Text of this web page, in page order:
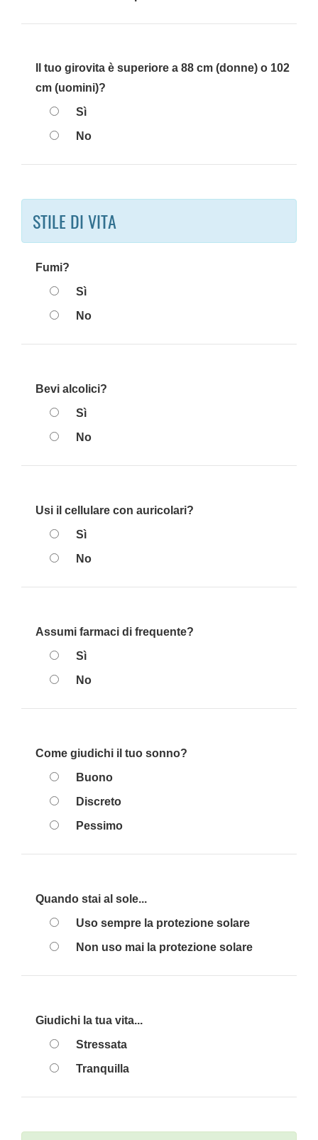
Il tuo girovita è superiore a 88 cm (donne) o 102
cm (uomini)?
Sì
No
STILE DI VITA
Fumi?
Sì
No
Bevi alcolici?
Sì
No
Usi il cellulare con auricolari?
Sì
No
Assumi farmaci di frequente?
Sì
No
Come giudichi il tuo sonno?
Buono
Discreto
Pessimo
Quando stai al sole...
Uso sempre la protezione solare
Non uso mai la protezione solare
Giudichi la tua vita...
Stressata
Tranquilla